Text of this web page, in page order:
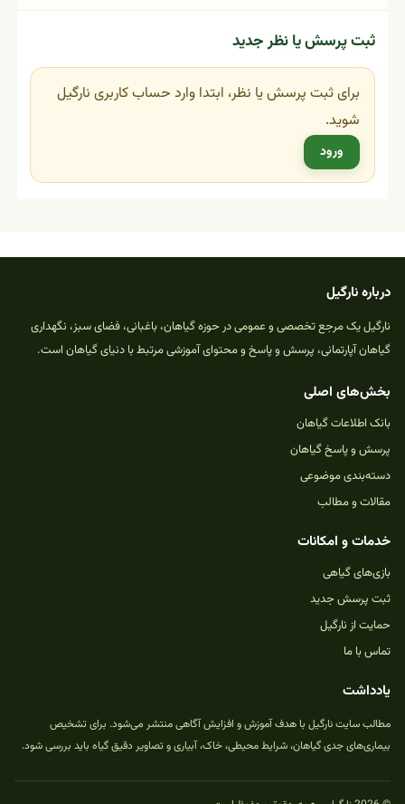
ثبت پرسش یا نظر جدید
برای ثبت پرسش یا نظر، ابتدا وارد حساب کاربری نارگیل
شوید.
ورود
درباره نارگیل
نارگیل یک مرجع تخصصی و عمومی در حوزه گیاهان، باغبانی، فضای سبز، نگهداری
گیاهان آپارتمانی، پرسش و پاسخ و محتوای آموزشی مرتبط با دنیای گیاهان است.
بخش‌های اصلی
بانک اطلاعات گیاهان
پرسش و پاسخ گیاهان
دسته‌بندی موضوعی
مقالات و مطالب
خدمات و امکانات
بازی‌های گیاهی
ثبت پرسش جدید
حمایت از نارگیل
تماس با ما
یادداشت
مطالب سایت نارگیل با هدف آموزش و افزایش آگاهی منتشر می‌شود. برای تشخیص
بیماری‌های جدی گیاهان، شرایط محیطی، خاک، آبیاری و تصاویر دقیق گیاه باید بررسی شود.